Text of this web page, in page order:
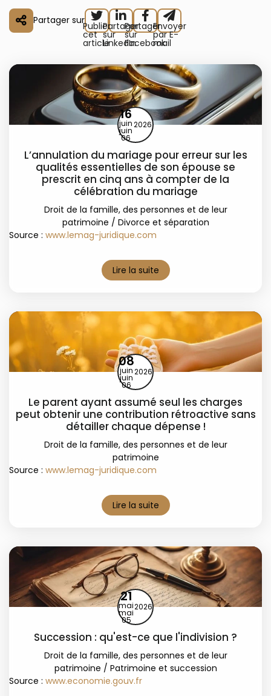
Partager surPublier
cet
article
Partager
sur
LinkedIn
Partager
sur
Facebook
Envoyer
par E-
mail
L’annulation du mariage pour erreur sur les
qualités essentielles de son épouse se
prescrit en cinq ans à compter de la
célébration du mariage
16
juin
juin
06
2026
Droit de la famille, des personnes et de leur
patrimoine / Divorce et séparation
Source : www.lemag-juridique.com
Lire la suite
Le parent ayant assumé seul les charges
peut obtenir une contribution rétroactive sans
détailler chaque dépense !
08
juin
juin
06
2026
Droit de la famille, des personnes et de leur
patrimoine
Source : www.lemag-juridique.com
Lire la suite
Succession : qu'est-ce que l'indivision ?
21
mai
mai
05
2026
Droit de la famille, des personnes et de leur
patrimoine / Patrimoine et succession
Source : www.economie.gouv.fr